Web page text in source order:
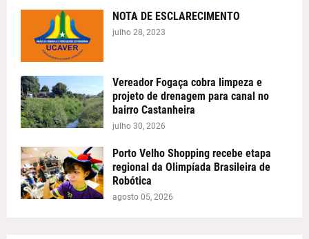
NOTA DE ESCLARECIMENTO
julho 28, 2023
Vereador Fogaça cobra limpeza e
projeto de drenagem para canal no
bairro Castanheira
julho 30, 2026
Porto Velho Shopping recebe etapa
regional da Olimpíada Brasileira de
Robótica
agosto 05, 2026